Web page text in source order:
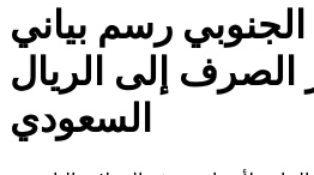
الجنوبي رسم بياني
الصرف إلى الريال
السعودي